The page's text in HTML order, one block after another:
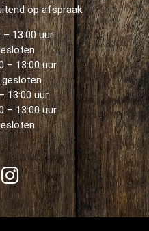
op afspraak
– 13:00 uur
– 13:00 uur
gesloten
13:00 uur
– 13:00 uur